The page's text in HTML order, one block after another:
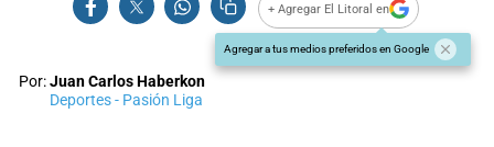
+ Agregar El Litoral en
Agregar a tus medios preferidos en Google
Por:Juan Carlos Haberkon
Deportes - Pasión Liga